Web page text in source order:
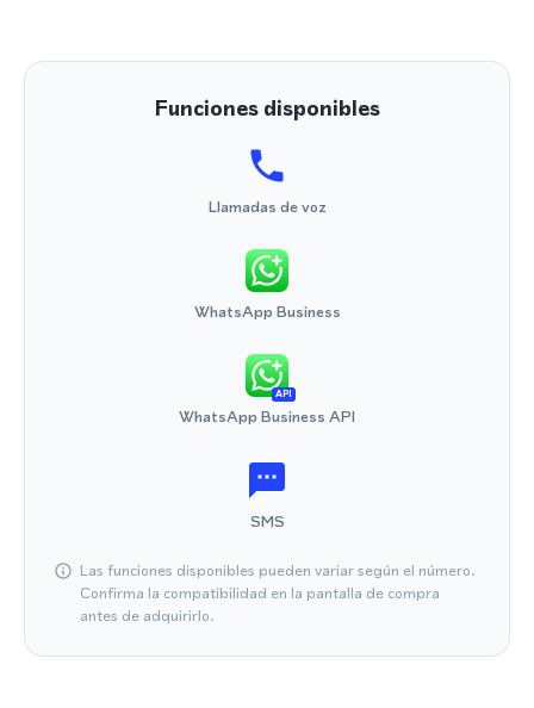
Funciones disponibles
Llamadas de voz
WhatsApp Business
API
WhatsApp Business API
SMS
Las funciones disponibles pueden variar según el número.
Confirma la compatibilidad en la pantalla de compra
antes de adquirirlo.